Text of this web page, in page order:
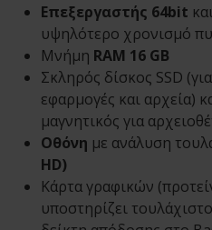
Επεξεργαστής 64bit
υψηλότερο χρονισμό
Μνήμη RAM 16 GB
Σκληρός δίσκος SSD
εφαρμογές και αρχεία)
μαγνητικός για
Οθόνη με ανάλυση
HD)
Κάρτα γραφικών
υποστηρίζει